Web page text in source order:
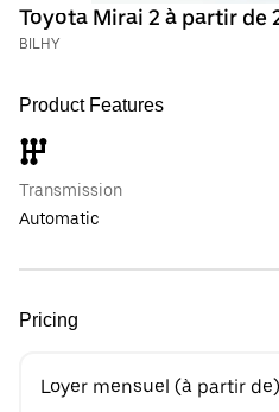
Toyota Mirai 2 à partir de
BILHY
Product Features
Transmission
Automatic
Pricing
Loyer mensuel (à partir de)